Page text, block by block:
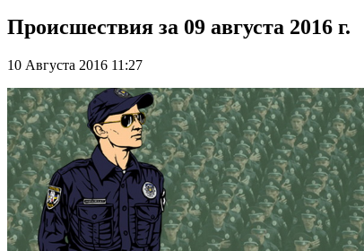
Происшествия за 09 августа 2016 г.
10 Августа 2016 11:27